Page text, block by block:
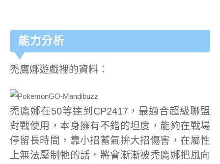
能力分析
禿鷹娜遊戲裡的資料：
禿鷹娜在50等達到CP2417，最適合超級聯盟
對戰使用，本身擁有不錯的坦度，能夠在戰場
停留長時間，靠小招蓄氣拚大招傷害，在屬性
上無法壓制牠的話，將會漸漸被禿鷹娜把風向